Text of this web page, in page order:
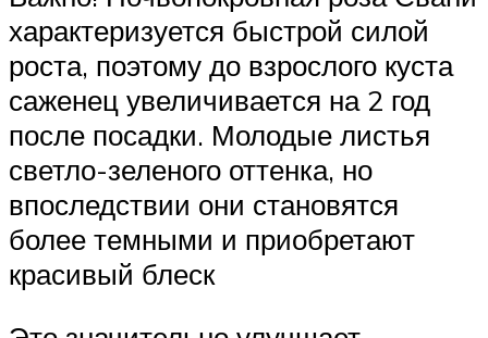
характеризуется быстрой силой
роста, поэтому до взрослого куста
саженец увеличивается на 2 год
после посадки. Молодые листья
светло-зеленого оттенка, но
впоследствии они становятся
более темными и приобретают
красивый блеск